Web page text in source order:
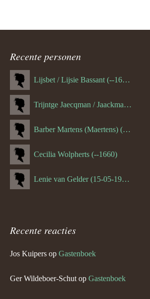
Recente personen
Lijsbet / Lijsie Bassant (--1687)
Trijntge Jaecqman / Jaackman (--1651)
Barber Martens (Maertens) (--1658)
Cecilia Wolpherts (--1660)
Lenie van Gelder (15-05-1970)
Recente reacties
Jos Kuipers op Gastenboek
Ger Wildeboer-Schut op Gastenboek